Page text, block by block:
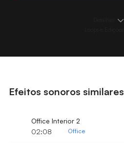
Efeitos sonoros similares
Office Interior 2
02:08
Office